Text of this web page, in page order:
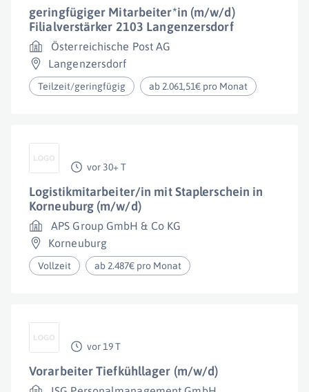
geringfügiger Mitarbeiter*in (m/w/d)
Filialverstärker 2103 Langenzersdorf
Österreichische Post AG
Langenzersdorf
Teilzeit/geringfügig ab 2.061,51€ pro Monat
vor 30+ T
Logistikmitarbeiter/in mit Staplerschein in
Korneuburg (m/w/d)
APS Group GmbH & Co KG
Korneuburg
Vollzeit ab 2.487€ pro Monat
vor 19 T
Vorarbeiter Tiefkühllager (m/w/d)